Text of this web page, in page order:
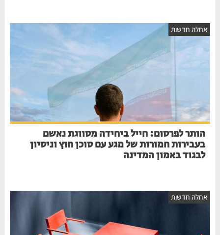
חדשות
הותר לפרסום: חייל ביחידה מסווגת נאשם
בעבירות חמורות של מגע עם סוכן חוץ וניסיון
לבגוד באמון המדינה
חדשות